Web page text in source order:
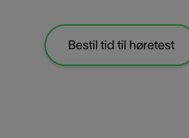
Bestil tid til høretest